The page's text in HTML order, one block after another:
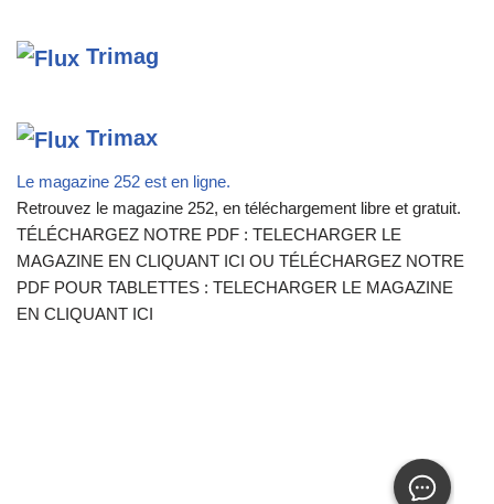
Trimag
Trimax
Le magazine 252 est en ligne.
Retrouvez le magazine 252, en téléchargement libre et gratuit.
TÉLÉCHARGEZ NOTRE PDF : TELECHARGER LE
MAGAZINE EN CLIQUANT ICI OU TÉLÉCHARGEZ NOTRE
PDF POUR TABLETTES : TELECHARGER LE MAGAZINE
EN CLIQUANT ICI